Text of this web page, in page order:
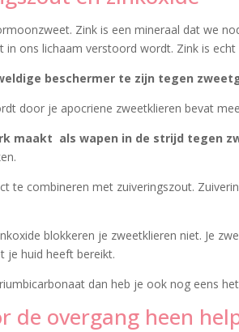
Zink is een mineraal dat we
ons lichaam verstoord wordt. Zink is
beschermer te zijn tegen
door je apocriene zweetklieren bevat
maakt als wapen in de strijd tegen
te combineren met zuiveringszout.
blokkeren je zweetklieren niet. Je
je huid heeft bereikt.
dan heb je ook nog eens
de overgang heen